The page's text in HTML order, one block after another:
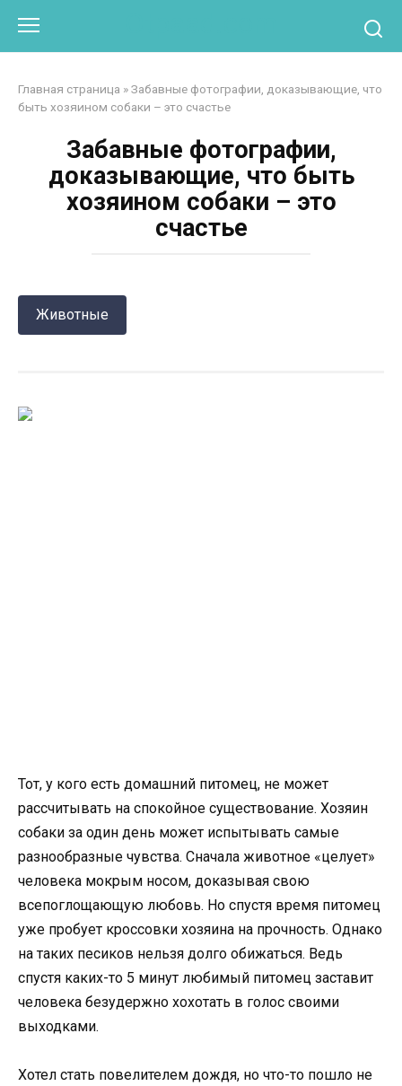
контенту
Главная страница »Забавные фотографии, доказывающие, что
быть хозяином собаки – это счастье
Забавные фотографии,
доказывающие, что быть
хозяином собаки – это
счастье
Животные
Тот, у кого есть домашний питомец, не может
рассчитывать на спокойное существование. Хозяин
собаки за один день может испытывать самые
разнообразные чувства. Сначала животное «целует»
человека мокрым носом, доказывая свою
всепоглощающую любовь. Но спустя время питомец
уже пробует кроссовки хозяина на прочность. Однако
на таких песиков нельзя долго обижаться. Ведь
спустя каких-то 5 минут любимый питомец заставит
человека безудержно хохотать в голос своими
выходками.
Хотел стать повелителем дождя, но что-то пошло не